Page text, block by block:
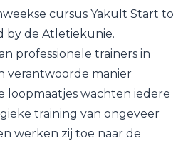
cursus Yakult Start to
by de Atletiekunie.
professionele trainers in
verantwoorde manier
loopmaatjes wachten iedere
training van ongeveer
werken zij toe naar de